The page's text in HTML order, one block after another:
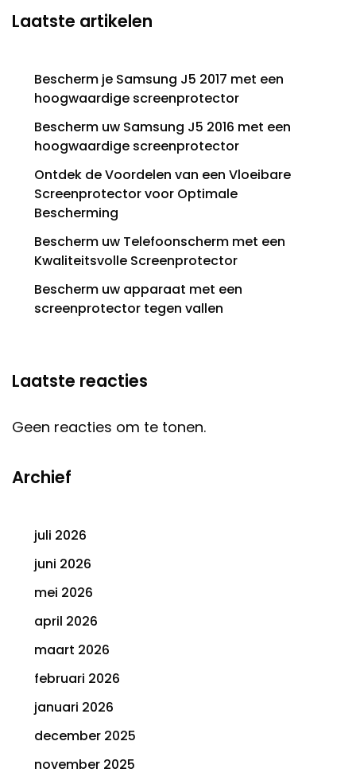
Laatste artikelen
Bescherm je Samsung J5 2017 met een
hoogwaardige screenprotector
Bescherm uw Samsung J5 2016 met een
hoogwaardige screenprotector
Ontdek de Voordelen van een Vloeibare
Screenprotector voor Optimale
Bescherming
Bescherm uw Telefoonscherm met een
Kwaliteitsvolle Screenprotector
Bescherm uw apparaat met een
screenprotector tegen vallen
Laatste reacties
Geen reacties om te tonen.
Archief
juli 2026
juni 2026
mei 2026
april 2026
maart 2026
februari 2026
januari 2026
december 2025
november 2025